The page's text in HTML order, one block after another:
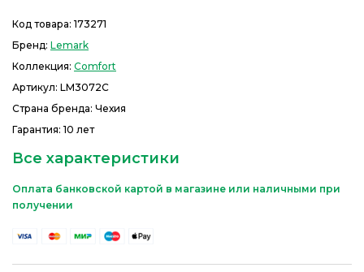
Код товара: 173271
Бренд: Lemark
Коллекция: Comfort
Артикул: LM3072C
Страна бренда: Чехия
Гарантия: 10 лет
Все характеристики
Оплата банковской картой в магазине или наличными при
получении